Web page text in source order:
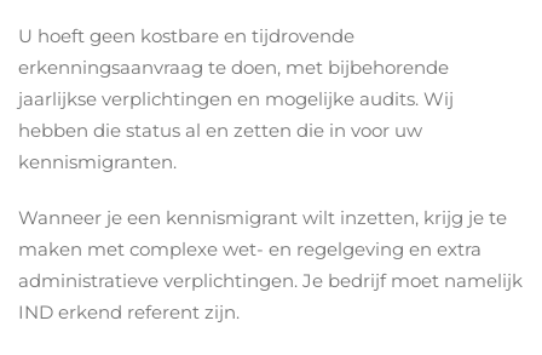
U hoeft geen kostbare en tijdrovende
erkenningsaanvraag te doen, met bijbehorende
jaarlijkse verplichtingen en mogelijke audits. Wij
hebben die status al en zetten die in voor uw
kennismigranten.
Wanneer je een kennismigrant wilt inzetten, krijg je te
maken met complexe wet- en regelgeving en extra
administratieve verplichtingen. Je bedrijf moet namelijk
IND erkend referent zijn.